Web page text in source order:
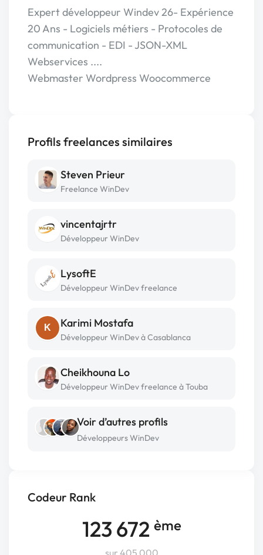
Codeur Rank
123 672 ème
sur 405 000
Expert développeur Windev 26- Expérience
20 Ans - Logiciels métiers - Protocoles de
communication - EDI - JSON-XML
Webservices ....
Webmaster Wordpress Woocommerce
Profils freelances similaires
Steven Prieur
Freelance WinDev
vincentajrtr
Développeur WinDev
LysoftE
Développeur WinDev freelance
K Karimi Mostafa
Développeur WinDev à Casablanca
Cheikhouna Lo
Développeur WinDev freelance à Touba
Voir d’autres profils
Développeurs WinDev